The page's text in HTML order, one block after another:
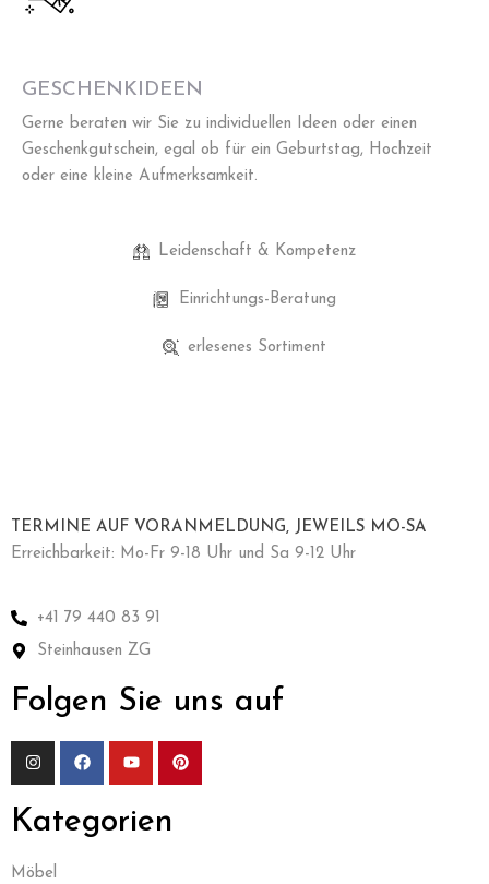
GESCHENKIDEEN
Gerne beraten wir Sie zu individuellen Ideen oder einen
Geschenkgutschein, egal ob für ein Geburtstag, Hochzeit
oder eine kleine Aufmerksamkeit.
Leidenschaft & Kompetenz
Einrichtungs-Beratung
erlesenes Sortiment
TERMINE AUF VORANMELDUNG, JEWEILS MO-SA
Erreichbarkeit: Mo-Fr 9-18 Uhr und Sa 9-12 Uhr
+41 79 440 83 91
Steinhausen ZG
Folgen Sie uns auf
Kategorien
Möbel